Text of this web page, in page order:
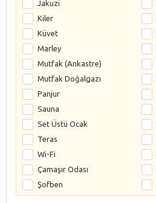
Jakuzi
Kiler
Küvet
Marley
Mutfak (Ankastre)
Mutfak Doğalgazı
Panjur
Sauna
Set Üstü Ocak
Teras
Wi-Fi
Çamaşır Odası
Şofben